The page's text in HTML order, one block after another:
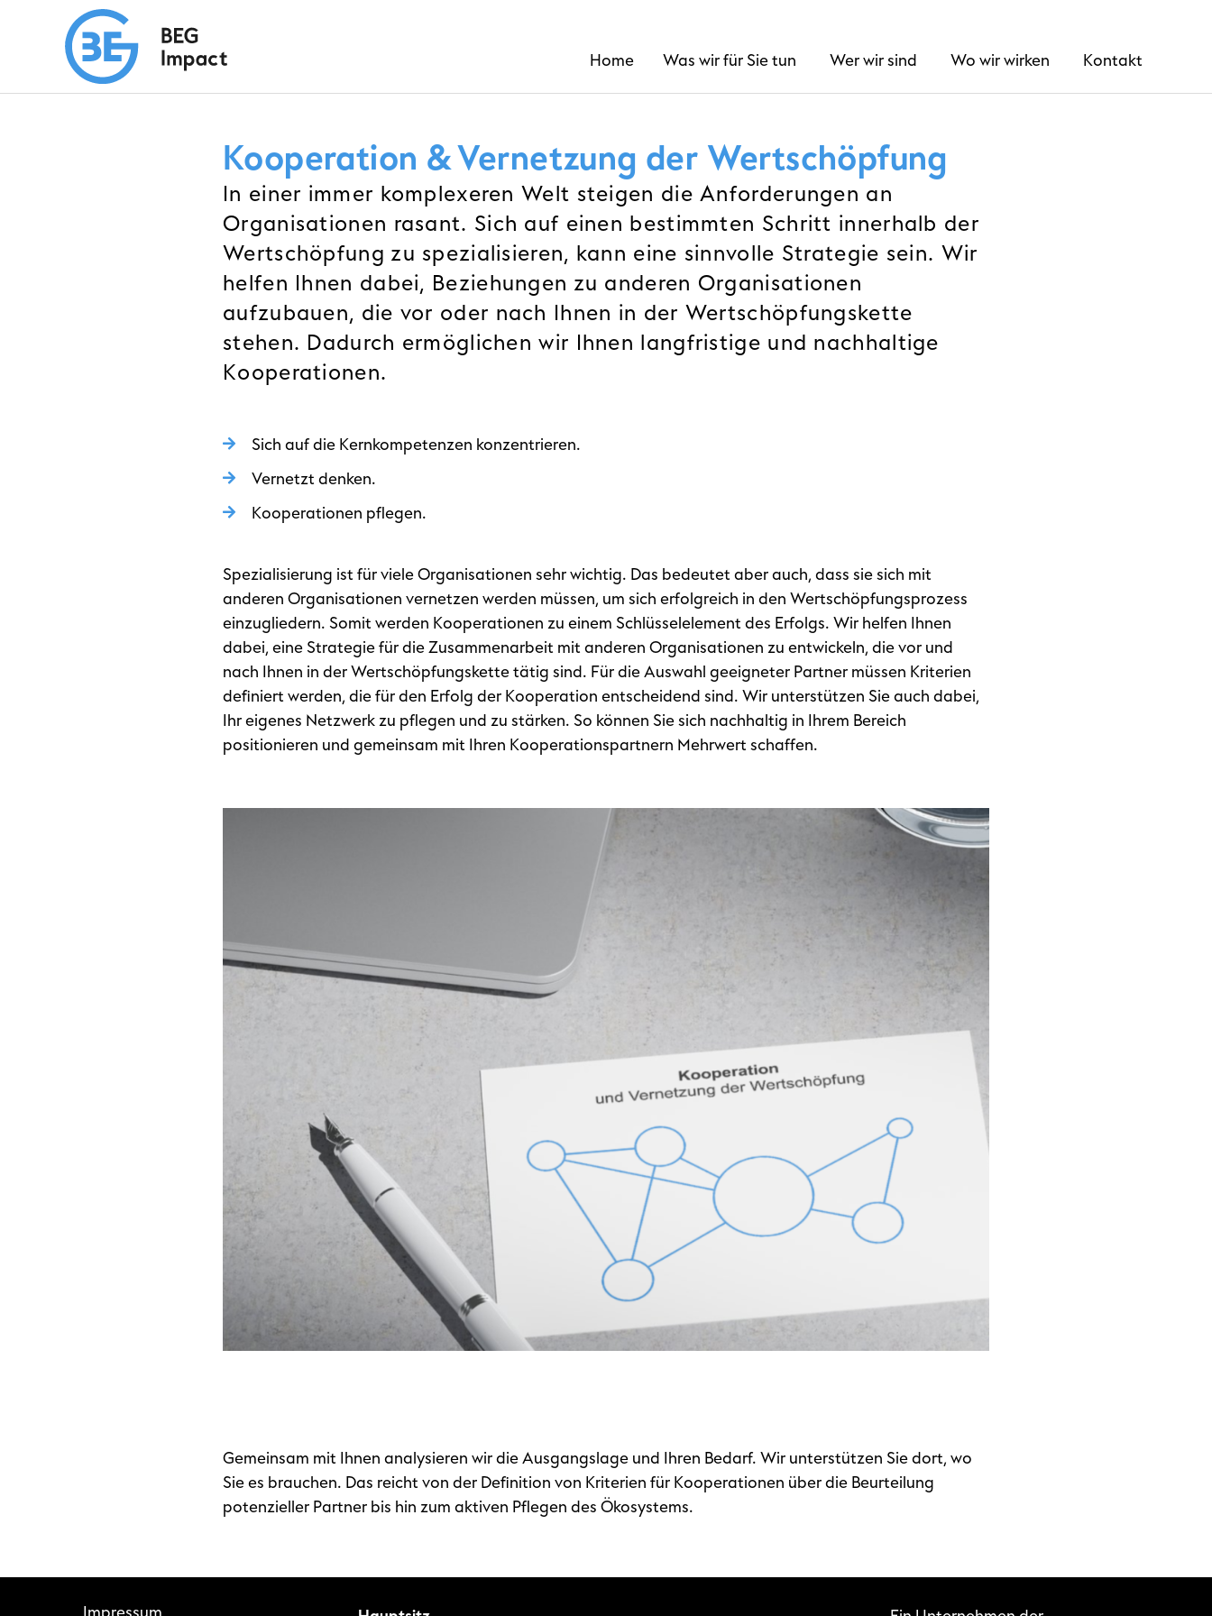
Home Was wir für Sie tun Wer wir sind Wo wir wirken Kontakt
Kooperation & Vernetzung der Wertschöpfung
In einer immer komplexeren Welt steigen die Anforderungen an
Organisationen rasant. Sich auf einen bestimmten Schritt innerhalb der
Wertschöpfung zu spezialisieren, kann eine sinnvolle Strategie sein. Wir
helfen Ihnen dabei, Beziehungen zu anderen Organisationen
aufzubauen, die vor oder nach Ihnen in der Wertschöpfungskette
stehen. Dadurch ermöglichen wir Ihnen langfristige und nachhaltige
Kooperationen.
Sich auf die Kernkompetenzen konzentrieren.
Vernetzt denken.
Kooperationen pflegen.
Spezialisierung ist für viele Organisationen sehr wichtig. Das bedeutet aber auch, dass sie sich mit
anderen Organisationen vernetzen werden müssen, um sich erfolgreich in den Wertschöpfungsprozess
einzugliedern. Somit werden Kooperationen zu einem Schlüsselelement des Erfolgs. Wir helfen Ihnen
dabei, eine Strategie für die Zusammenarbeit mit anderen Organisationen zu entwickeln, die vor und
nach Ihnen in der Wertschöpfungskette tätig sind. Für die Auswahl geeigneter Partner müssen Kriterien
definiert werden, die für den Erfolg der Kooperation entscheidend sind. Wir unterstützen Sie auch dabei,
Ihr eigenes Netzwerk zu pflegen und zu stärken. So können Sie sich nachhaltig in Ihrem Bereich
positionieren und gemeinsam mit Ihren Kooperationspartnern Mehrwert schaffen.
Gemeinsam mit Ihnen analysieren wir die Ausgangslage und Ihren Bedarf. Wir unterstützen Sie dort, wo
Sie es brauchen. Das reicht von der Definition von Kriterien für Kooperationen über die Beurteilung
potenzieller Partner bis hin zum aktiven Pflegen des Ökosystems.